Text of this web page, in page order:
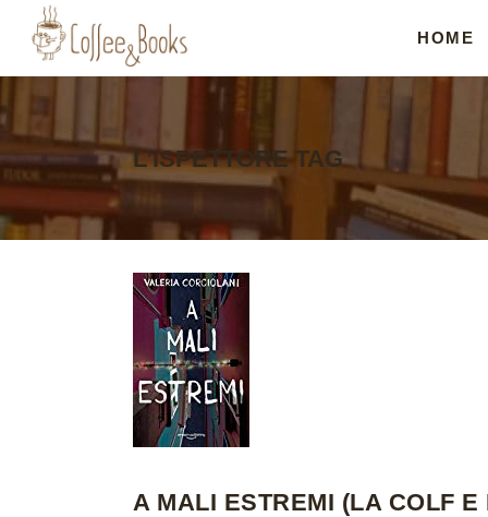
HOME
L’ISPETTORE TAG
A MALI ESTREMI (LA COLF E